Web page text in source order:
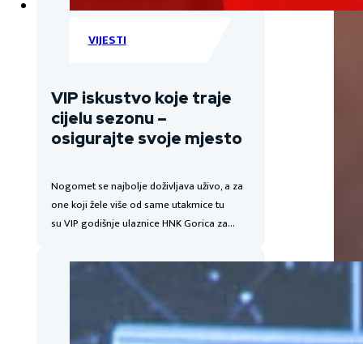
VIJESTI
VIP iskustvo koje traje
cijelu sezonu –
osigurajte svoje mjesto
Nogomet se najbolje doživljava uživo, a za
one koji žele više od same utakmice tu
su VIP godišnje ulaznice HNK Gorica za…